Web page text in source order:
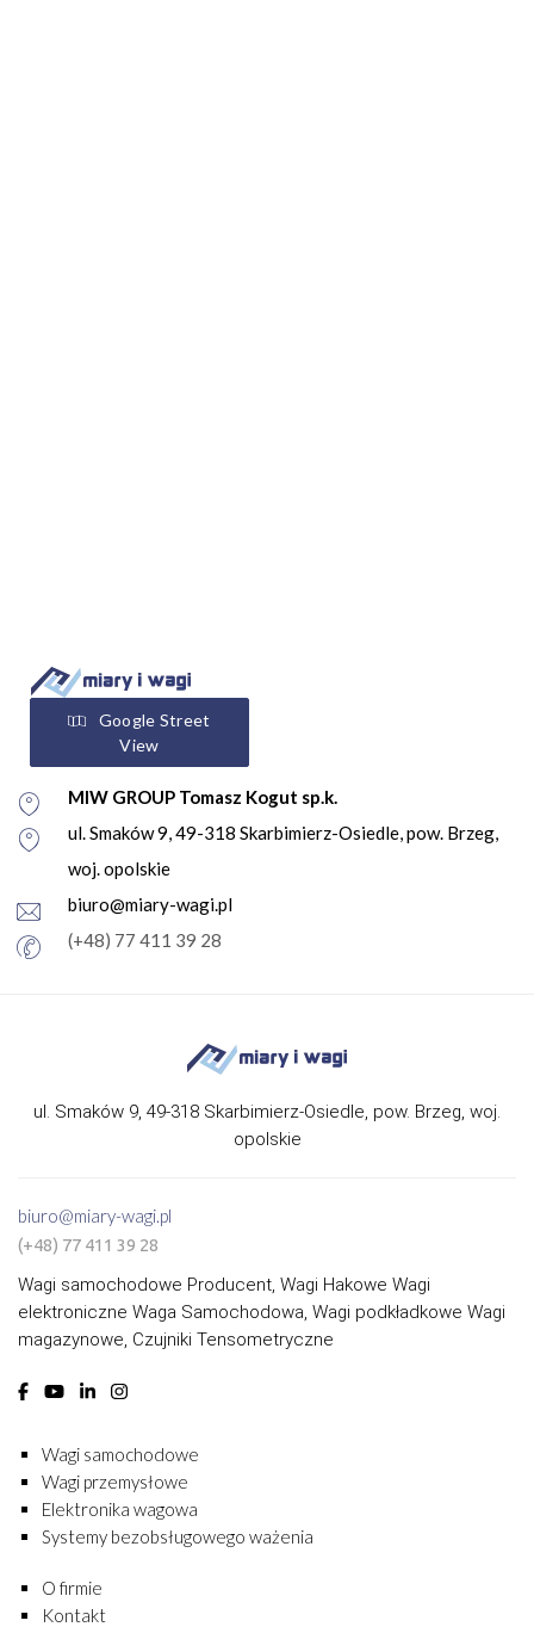
Google Street
View
MIW GROUP Tomasz Kogut sp.k.
ul. Smaków 9, 49-318 Skarbimierz-Osiedle, pow. Brzeg,
woj. opolskie
biuro@miary-wagi.pl
(+48) 77 411 39 28
ul. Smaków 9, 49-318 Skarbimierz-Osiedle, pow. Brzeg, woj.
opolskie
biuro@miary-wagi.pl
(+48) 77 411 39 28
Wagi samochodowe Producent, Wagi Hakowe Wagi
elektroniczne Waga Samochodowa, Wagi podkładkowe Wagi
magazynowe, Czujniki Tensometryczne
Wagi samochodowe
Wagi przemysłowe
Elektronika wagowa
Systemy bezobsługowego ważenia
O firmie
Kontakt